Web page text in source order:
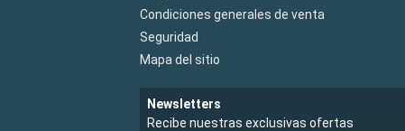
Condiciones generales de venta
Seguridad
Mapa del sitio
Newsletters
Recibe nuestras exclusivas ofertas